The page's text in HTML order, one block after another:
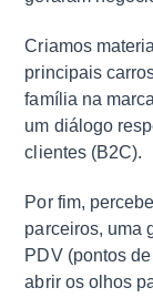
Criamos
principais
família na
um diálogo
clientes (B2C).
Por fim,
parceiros, uma
PDV (pontos
abrir os olhos